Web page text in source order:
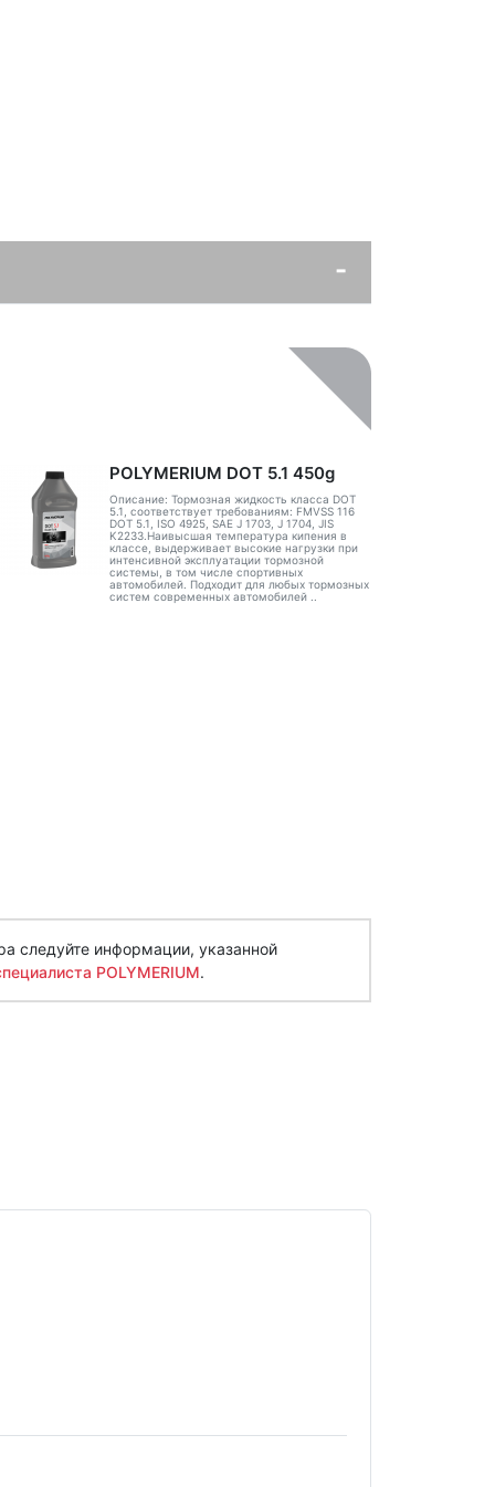
POLYMERIUM DOT 5.1 450g
Описание: Тормозная жидкость класса DOT
5.1, соответствует требованиям: FMVSS 116
DOT 5.1, ISO 4925, SAE J 1703, J 1704, JIS
K2233.Наивысшая температура кипения в
классе, выдерживает высокие нагрузки при
интенсивной эксплуатации тормозной
системы, в том числе спортивных
автомобилей. Подходит для любых тормозных
систем современных автомобилей ..
следуйте информации, указанной
POLYMERIUM.